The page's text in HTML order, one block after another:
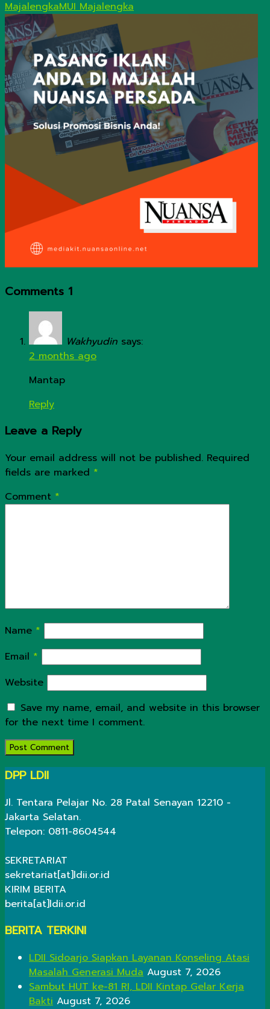
MajalengkaMUI Majalengka
Comments 1
Wakhyudin says:
2 months ago
Mantap
Reply
Leave a Reply
Your email address will not be published. Required
fields are marked *
Comment *
Name *
Email *
Website
Save my name, email, and website in this browser
for the next time I comment.
DPP LDII
Jl. Tentara Pelajar No. 28 Patal Senayan 12210 -
Jakarta Selatan.
Telepon: 0811-8604544
SEKRETARIAT
sekretariat[at]ldii.or.id
KIRIM BERITA
berita[at]ldii.or.id
BERITA TERKINI
LDII Sidoarjo Siapkan Layanan Konseling Atasi
Masalah Generasi Muda August 7, 2026
Sambut HUT ke-81 RI, LDII Kintap Gelar Kerja
Bakti August 7, 2026